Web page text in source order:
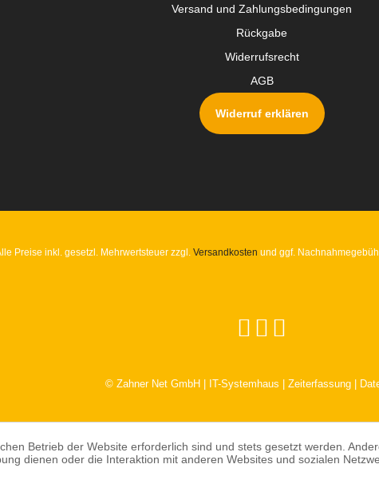
Versand und Zahlungsbedingungen
Rückgabe
Widerrufsrecht
AGB
Widerruf erklären
Preise inkl. gesetzl. Mehrwertsteuer zzgl. Versandkosten und ggf.
© Zahner Net GmbH | IT-Systemhaus | Zeiterfassung |
Betrieb der Website erforderlich sind und stets gesetzt werden.
dienen oder die Interaktion mit anderen Websites und sozialen